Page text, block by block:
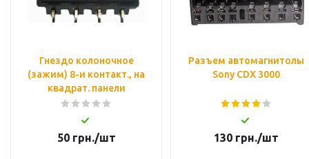
Гнездо колоночное
(зажим) 8-и контакт., на
квадрат. панели
50грн./шт
Разъем автомагнитолы
Sony CDX 3000
130 грн./шт